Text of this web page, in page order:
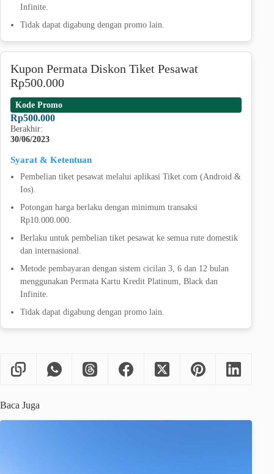
Infinite.
Tidak dapat digabung dengan promo lain.
Kupon Permata Diskon Tiket Pesawat
Rp500.000
Kode Promo
Rp500.000
Berakhir:
30/06/2023
Syarat & Ketentuan
Pembelian tiket pesawat melalui aplikasi Tiket.com (Android &
Ios).
Potongan harga berlaku dengan minimum transaksi
Rp10.000.000.
Berlaku untuk pembelian tiket pesawat ke semua rute domestik
dan internasional.
Metode pembayaran dengan sistem cicilan 3, 6 dan 12 bulan
menggunakan Permata Kartu Kredit Platinum, Black dan
Infinite.
Tidak dapat digabung dengan promo lain.
Baca Juga